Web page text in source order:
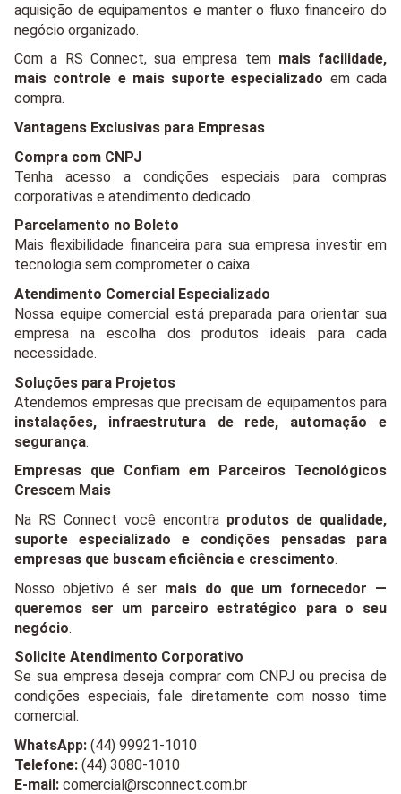
aquisição de equipamentos e manter o fluxo financeiro do
negócio organizado.
Com a RS Connect, sua empresa tem mais facilidade,
mais controle e mais suporte especializado em cada
compra.
Vantagens Exclusivas para Empresas
Compra com CNPJ
Tenha acesso a condições especiais para compras
corporativas e atendimento dedicado.
Parcelamento no Boleto
Mais flexibilidade financeira para sua empresa investir em
tecnologia sem comprometer o caixa.
Atendimento Comercial Especializado
Nossa equipe comercial está preparada para orientar sua
empresa na escolha dos produtos ideais para cada
necessidade.
Soluções para Projetos
instalações, infraestrutura de rede, automação e
segurança.
Empresas que Confiam em Parceiros Tecnológicos
Crescem Mais
Na RS Connect você encontra produtos de qualidade,
suporte especializado e condições pensadas para
empresas que buscam eficiência e crescimento.
Nosso objetivo é ser mais do que um fornecedor —
queremos ser um parceiro estratégico para o seu
negócio.
Solicite Atendimento Corporativo
Se sua empresa deseja comprar com CNPJ ou precisa de
condições especiais, fale diretamente com nosso time
comercial.
WhatsApp: (44) 99921-1010
Telefone: (44) 3080-1010
E-mail: comercial@rsconnect.com.br